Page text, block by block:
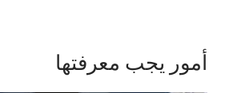
أمور يجب معرفتها